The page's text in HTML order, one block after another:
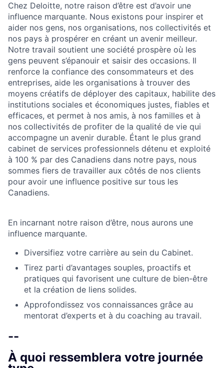
Chez Deloitte, notre raison d’être est d’avoir une
influence marquante. Nous existons pour inspirer et
aider nos gens, nos organisations, nos collectivités et
nos pays à prospérer en créant un avenir meilleur.
Notre travail soutient une société prospère où les
gens peuvent s’épanouir et saisir des occasions. Il
renforce la confiance des consommateurs et des
entreprises, aide les organisations à trouver des
moyens créatifs de déployer des capitaux, habilite des
institutions sociales et économiques justes, fiables et
efficaces, et permet à nos amis, à nos familles et à
nos collectivités de profiter de la qualité de vie qui
accompagne un avenir durable. Étant le plus grand
cabinet de services professionnels détenu et exploité
à 100 % par des Canadiens dans notre pays, nous
sommes fiers de travailler aux côtés de nos clients
pour avoir une influence positive sur tous les
Canadiens.
En incarnant notre raison d’être, nous aurons une
influence marquante.
Diversifiez votre carrière au sein du Cabinet.
Tirez parti d’avantages souples, proactifs et
pratiques qui favorisent une culture de bien-être
et la création de liens solides.
Approfondissez vos connaissances grâce au
mentorat d’experts et à du coaching au travail.
--
À quoi ressemblera votre journée